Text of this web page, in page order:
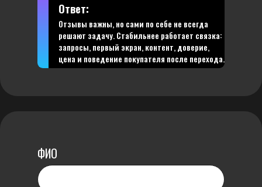
Отзывы важны, но сами по себе не всегда
решают задачу. Стабильнее работает связка:
запросы, первый экран, контент, доверие,
цена и поведение покупателя после перехода.
Ответ:
ФИО